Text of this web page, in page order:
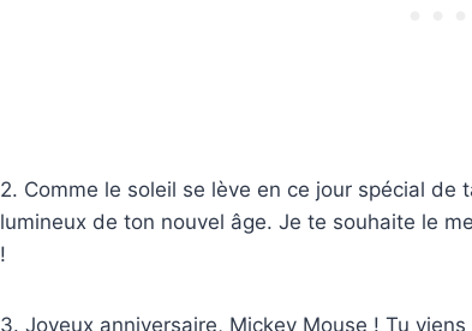
2. Comme le soleil se lève en ce jour spécial de
lumineux de ton nouvel âge. Je te souhaite le
!
3. Joyeux anniversaire, Mickey Mouse ! Tu viens